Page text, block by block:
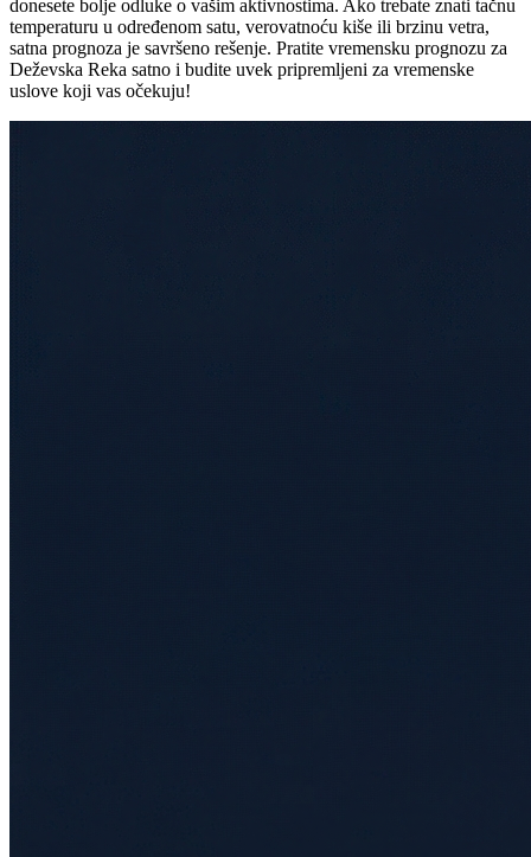
donesete bolje odluke o vašim aktivnostima. Ako trebate znati tačnu
temperaturu u određenom satu, verovatnoću kiše ili brzinu vetra,
satna prognoza je savršeno rešenje. Pratite vremensku prognozu za
Deževska Reka satno i budite uvek pripremljeni za vremenske
uslove koji vas očekuju!